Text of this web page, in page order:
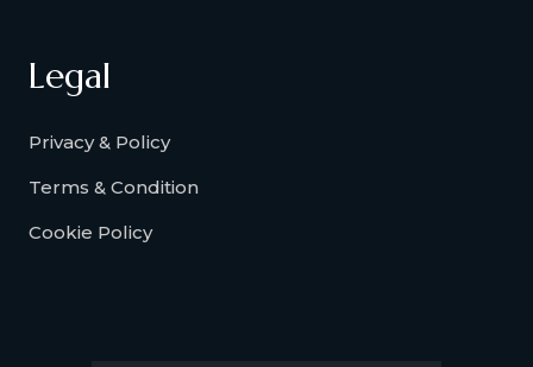
Legal
Privacy & Policy
Terms & Condition
Cookie Policy